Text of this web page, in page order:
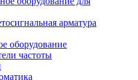
арматура
оборудование
частоты